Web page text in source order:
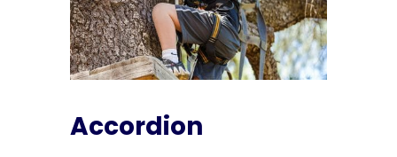
Accordion